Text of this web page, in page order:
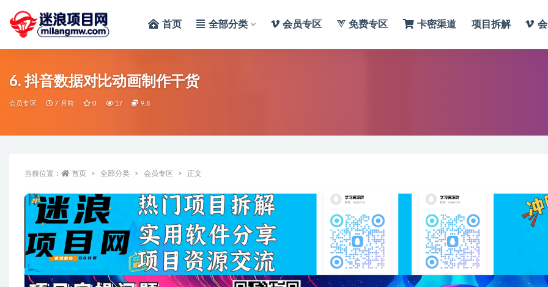
首页 全部分类 会员专区 免费专区 卡密渠道 项目拆解
6. 抖音数据对比动画制作干货
会员专区 7 月前 0 17 9.8
当前位置： 首页 全部分类 会员专区 正文